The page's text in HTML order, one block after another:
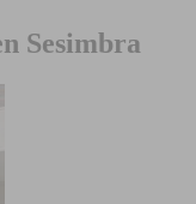
Sesimbra